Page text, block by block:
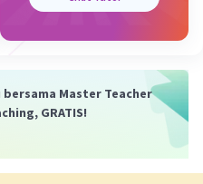
Master Teacher
GRATIS!